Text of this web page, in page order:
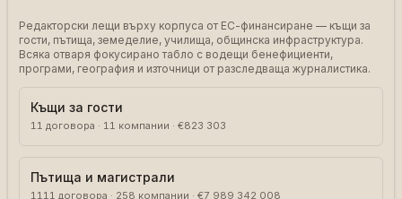
Редакторски лещи върху корпуса от ЕС-финансиране — къщи за
гости, пътища, земеделие, училища, общинска инфраструктура.
Всяка отваря фокусирано табло с водещи бенефициенти,
програми, география и източници от разследваща журналистика.
Къщи за гости
11 договора · 11 компании · €823 303
Пътища и магистрали
1111 договора · 258 компании · €7 989 342 008